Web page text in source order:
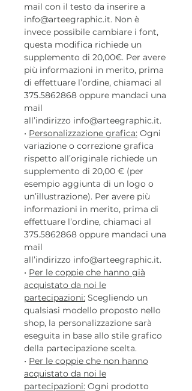
mail con il testo da inserire a
info@arteegraphic.it. Non è
invece possibile cambiare i font,
questa modifica richiede un
supplemento di 20,00€. Per avere
più informazioni in merito, prima
di effettuare l’ordine, chiamaci al
375.5862868 oppure mandaci una
mail
all’indirizzo info@arteegraphic.it.
• Personalizzazione grafica: Ogni
variazione o correzione grafica
rispetto all’originale richiede un
supplemento di 20,00 € (per
esempio aggiunta di un logo o
un’illustrazione). Per avere più
informazioni in merito, prima di
effettuare l’ordine, chiamaci al
375.5862868 oppure mandaci una
mail
all’indirizzo info@arteegraphic.it.
• Per le coppie che hanno già
acquistato da noi le
partecipazioni: Scegliendo un
qualsiasi modello proposto nello
shop, la personalizzazione sarà
eseguita in base allo stile grafico
della partecipazione scelta.
• Per le coppie che non hanno
acquistato da noi le
partecipazioni: Ogni prodotto